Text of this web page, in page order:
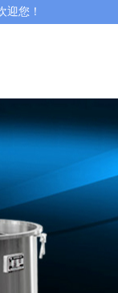
迎您！